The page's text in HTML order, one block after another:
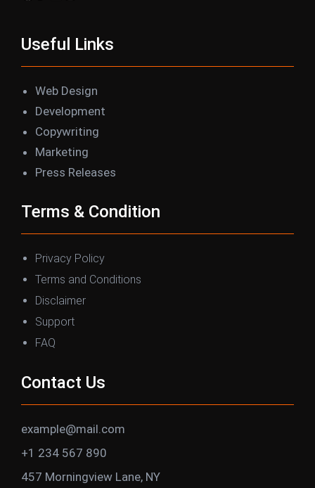
Useful Links
Web Design
Development
Copywriting
Marketing
Press Releases
Terms & Condition
Privacy Policy
Terms and Conditions
Disclaimer
Support
FAQ
Contact Us
example@mail.com
+1 234 567 890
457 Morningview Lane, NY